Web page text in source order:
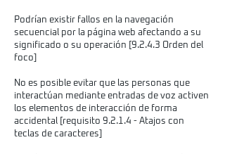
Podrían existir fallos en la navegación
secuencial por la página web afectando a su
significado o su operación [9.2.4.3 Orden del
foco]
No es posible evitar que las personas que
interactúan mediante entradas de voz activen
los elementos de interacción de forma
accidental [requisito 9.2.1.4 - Atajos con
teclas de caracteres]